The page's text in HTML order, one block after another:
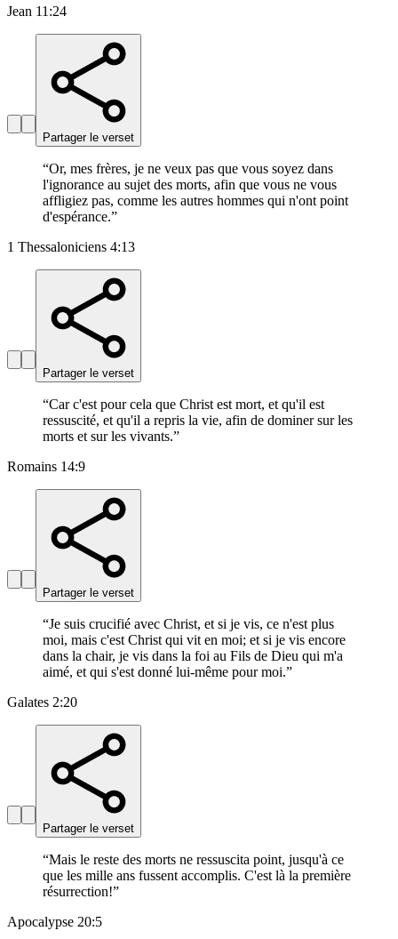
Jean 11:24
Partager le verset
“Or, mes frères, je ne veux pas que vous soyez dans
l'ignorance au sujet des morts, afin que vous ne vous
affligiez pas, comme les autres hommes qui n'ont point
d'espérance.”
1 Thessaloniciens 4:13
Partager le verset
“Car c'est pour cela que Christ est mort, et qu'il est
ressuscité, et qu'il a repris la vie, afin de dominer sur les
morts et sur les vivants.”
Romains 14:9
Partager le verset
“Je suis crucifié avec Christ, et si je vis, ce n'est plus
moi, mais c'est Christ qui vit en moi; et si je vis encore
dans la chair, je vis dans la foi au Fils de Dieu qui m'a
aimé, et qui s'est donné lui-même pour moi.”
Galates 2:20
Partager le verset
“Mais le reste des morts ne ressuscita point, jusqu'à ce
que les mille ans fussent accomplis. C'est là la première
résurrection!”
Apocalypse 20:5